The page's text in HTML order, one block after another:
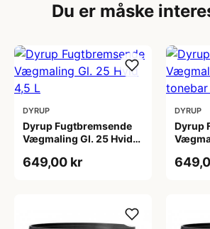
Du er måske
DYRUP
Dyrup Fugtbremsende
Vægmaling Gl. 25 Hvid
649,00 kr
DYRUP
Dyrup